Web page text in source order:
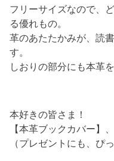
フリーサイズなので、
る優れもの。
革のあたたかみが、読
す。
しおりの部分にも本革
本好きの皆さま！
【本革ブックカバー】
（プレゼントにも、ぴ